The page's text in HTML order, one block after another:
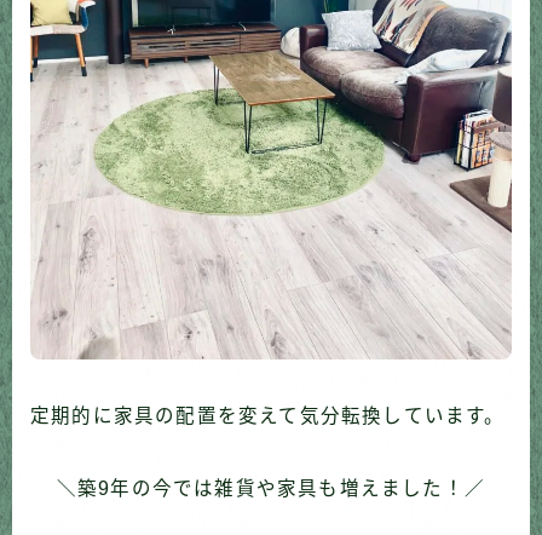
定期的に家具の配置を変えて気分転換しています。
＼築9年の今では雑貨や家具も増えました！／